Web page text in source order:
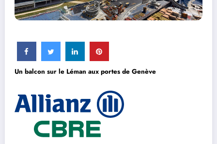
Un balcon sur le Léman aux portes de Genève